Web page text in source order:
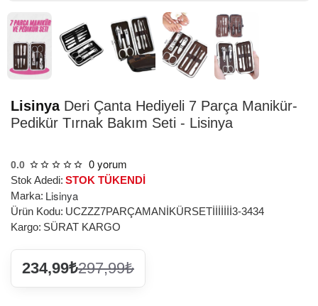
LisinyaDeri Çanta Hediyeli 7 Parça Manikür-
Pedikür Tırnak Bakım Seti - Lisinya
0.0 0 yorum
Stok Adedi: STOK TÜKENDİ
Marka: Lisinya
Ürün Kodu: UCZZZ7PARÇAMANİKÜRSETİİİİİİİ3-3434
Kargo: SÜRAT KARGO
234,99₺297,99₺